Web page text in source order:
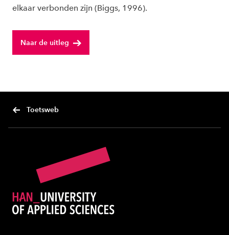
elkaar verbonden zijn (Biggs, 1996).
Naar de uitleg
Toetsweb